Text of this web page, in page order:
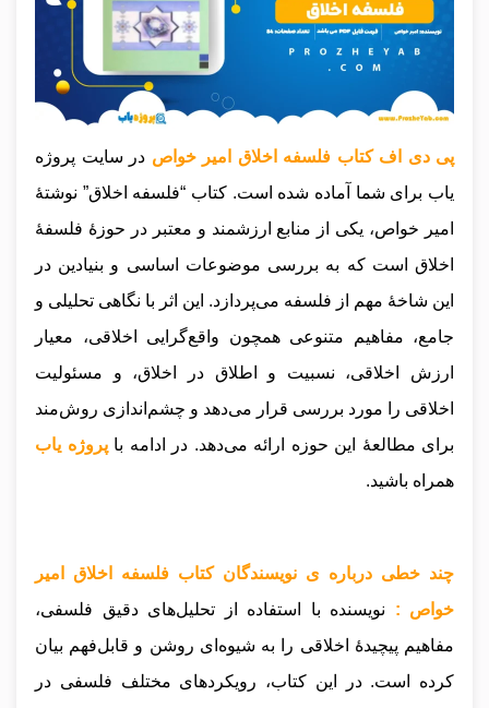
پی دی اف کتاب فلسفه اخلاق امیر خواص در سایت پروژه
یاب برای شما آماده شده است. کتاب “فلسفه اخلاق” نوشتهٔ
امیر خواص، یکی از منابع ارزشمند و معتبر در حوزهٔ فلسفهٔ
اخلاق است که به بررسی موضوعات اساسی و بنیادین در
این شاخهٔ مهم از فلسفه می‌پردازد. این اثر با نگاهی تحلیلی و
جامع، مفاهیم متنوعی همچون واقع‌گرایی اخلاقی، معیار
ارزش اخلاقی، نسبیت و اطلاق در اخلاق، و مسئولیت
اخلاقی را مورد بررسی قرار می‌دهد و چشم‌اندازی روش‌مند
برای مطالعهٔ این حوزه ارائه می‌دهد. در ادامه با پروژه یاب
همراه باشید.
چند خطی درباره ی نویسندگان کتاب فلسفه اخلاق امیر
خواص : نویسنده با استفاده از تحلیل‌های دقیق فلسفی،
مفاهیم پیچیدهٔ اخلاقی را به شیوه‌ای روشن و قابل‌فهم بیان
کرده است. در این کتاب، رویکردهای مختلف فلسفی در